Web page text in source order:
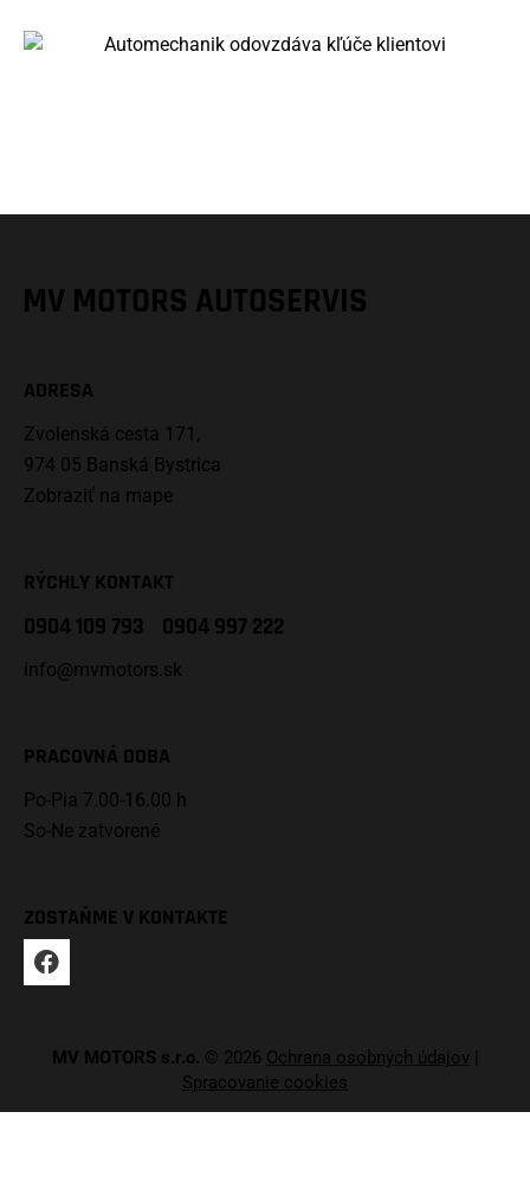
MV MOTORS AUTOSERVIS
ADRESA
Zvolenská cesta 171,
974 05 Banská Bystrica
Zobraziť na mape
RÝCHLY KONTAKT
0904 109 793 0904 997 222
info@mvmotors.sk
PRACOVNÁ DOBA
Po-Pia 7.00-16.00 h
So-Ne zatvorené
ZOSTAŇME V KONTAKTE
MV MOTORS s.r.o. © 2026 Ochrana osobných údajov|
Spracovanie cookies